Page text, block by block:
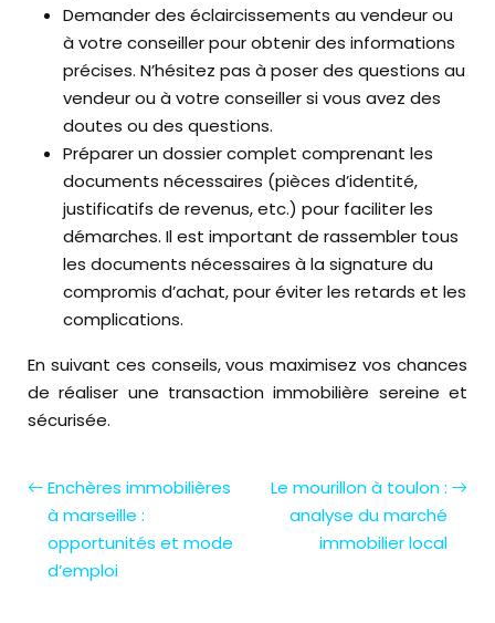
Demander des éclaircissements au vendeur ou
à votre conseiller pour obtenir des informations
précises. N’hésitez pas à poser des questions au
vendeur ou à votre conseiller si vous avez des
doutes ou des questions.
Préparer un dossier complet comprenant les
documents nécessaires (pièces d’identité,
justificatifs de revenus, etc.) pour faciliter les
démarches. Il est important de rassembler tous
les documents nécessaires à la signature du
compromis d’achat, pour éviter les retards et les
complications.
En suivant ces conseils, vous maximisez vos chances
de réaliser une transaction immobilière sereine et
sécurisée.
Enchères immobilières
à marseille :
opportunités et mode
d’emploi
Le mourillon à toulon :
analyse du marché
immobilier local